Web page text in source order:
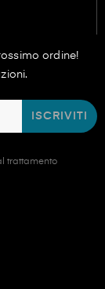
ordine!
ISCRIVITI
trattamento